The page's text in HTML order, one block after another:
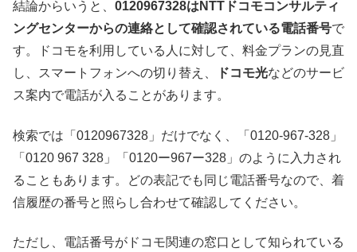
結論からいうと、 0120967328はNTTドコモコンサルティ
ングセンターからの連絡として確認されている電話番号で
す。ドコモを利用している人に対して、料金プランの見直
し、スマートフォンへの切り替え、
ドコモ光などのサービ
ス案内で電話が入ることがあります。
検索では「0120967328」だけでなく、「0120-967-328」
「0120 967 328」「0120ー967ー328」のように入力され
ることもあります。どの表記でも同じ電話番号なので、着
信履歴の番号と照らし合わせて確認してください。
ただし、電話番号がドコモ関連の窓口として知られている